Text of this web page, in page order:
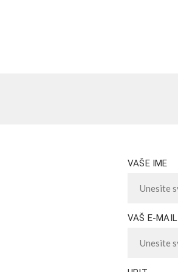
VAŠE IME
VAŠ E-MAIL